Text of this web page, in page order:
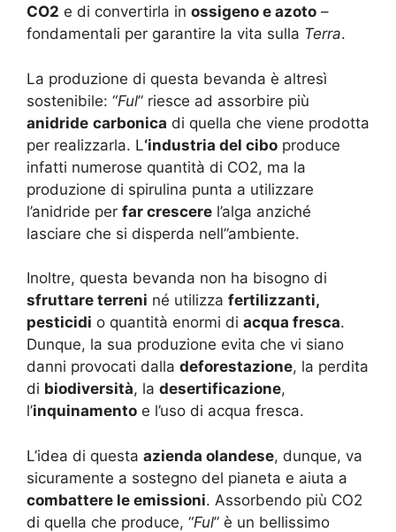
CO2 e di convertirla in ossigeno e azoto –
fondamentali per garantire la vita sulla Terra.
La produzione di questa bevanda è altresì
sostenibile: “Ful” riesce ad assorbire più
anidride carbonica di quella che viene prodotta
per realizzarla. L‘industria del cibo produce
infatti numerose quantità di CO2, ma la
produzione di spirulina punta a utilizzare
l’anidride per far crescere l’alga anziché
lasciare che si disperda nell”ambiente.
Inoltre, questa bevanda non ha bisogno di
sfruttare terreni né utilizza fertilizzanti,
pesticidi o quantità enormi di acqua fresca.
Dunque, la sua produzione evita che vi siano
danni provocati dalla deforestazione, la perdita
di biodiversità, la desertificazione,
l’inquinamento e l’uso di acqua fresca.
L’idea di questa azienda olandese, dunque, va
sicuramente a sostegno del pianeta e aiuta a
combattere le emissioni. Assorbendo più CO2
di quella che produce, “Ful” è un bellissimo